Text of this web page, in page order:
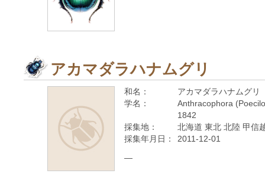
アカマダラハナムグリ
和名：
アカマダラハナムグリ
学名：
Anthracophora
1842
採集地：
北海道 東北 北陸 甲信
採集年月日：
2011-12-01
—